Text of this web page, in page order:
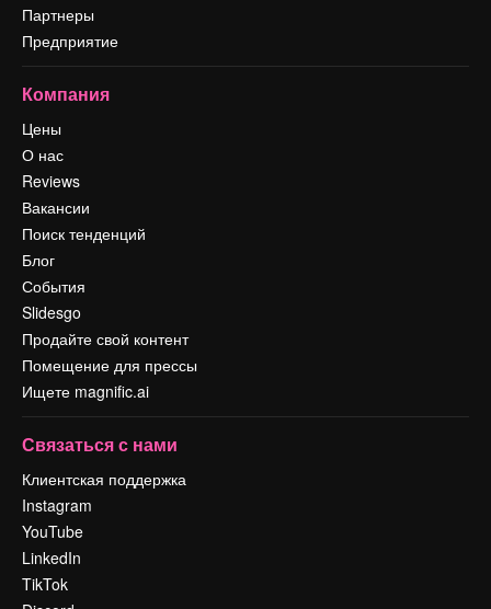
Партнеры
Предприятие
Компания
Цены
О нас
Reviews
Вакансии
Поиск тенденций
Блог
События
Slidesgo
Продайте свой контент
Помещение для прессы
Ищете magnific.ai
Связаться с нами
Клиентская поддержка
Instagram
YouTube
LinkedIn
TikTok